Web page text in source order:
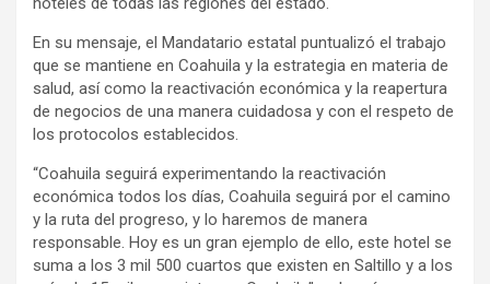
En su mensaje, el Mandatario estatal puntualizó el trabajo
que se mantiene en Coahuila y la estrategia en materia de
salud, así como la reactivación económica y la reapertura
de negocios de una manera cuidadosa y con el respeto de
los protocolos establecidos.
“Coahuila seguirá experimentando la reactivación
económica todos los días, Coahuila seguirá por el camino
y la ruta del progreso, y lo haremos de manera
responsable. Hoy es un gran ejemplo de ello, este hotel se
suma a los 3 mil 500 cuartos que existen en Saltillo y a los